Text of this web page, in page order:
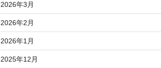
2026年3月
2026年2月
2026年1月
2025年12月